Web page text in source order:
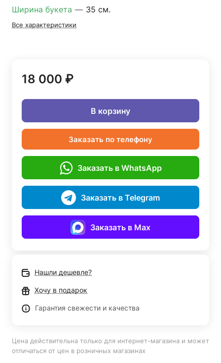
Ширина букета — 35 см.
Все характеристики
18 000 ₽
В корзину
Заказать по телефону
Заказать в WhatsApp
Заказать в Telegram
Заказать в Max
Нашли дешевле?
Хочу в подарок
Гарантия свежести и качества
Цена действительна только для интернет-магазина и может
отличаться от цен в розничных магазинах